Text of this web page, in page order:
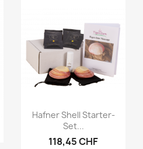
Vorschau
Hafner Shell Starter-
Set...
118,45 CHF